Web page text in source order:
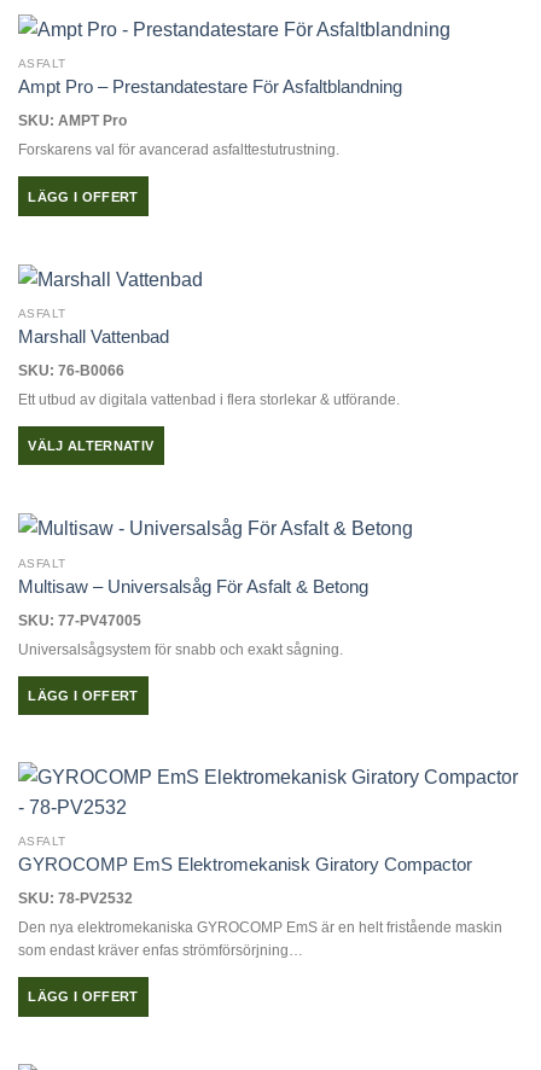
ASFALT
Ampt Pro – Prestandatestare För Asfaltblandning
SKU: AMPT Pro
Forskarens val för avancerad asfalttestutrustning.
LÄGG I OFFERT
ASFALT
Marshall Vattenbad
SKU: 76-B0066
Ett utbud av digitala vattenbad i flera storlekar & utförande.
VÄLJ ALTERNATIV
produkten
flera
De
olika
alternativen
kan
produktsidan
ASFALT
Multisaw – Universalsåg För Asfalt & Betong
SKU: 77-PV47005
Universalsågsystem för snabb och exakt sågning.
LÄGG I OFFERT
ASFALT
GYROCOMP EmS Elektromekanisk Giratory Compactor
SKU: 78-PV2532
Den nya elektromekaniska GYROCOMP EmS är en helt fristående maskin
som endast kräver enfas strömförsörjning…
LÄGG I OFFERT